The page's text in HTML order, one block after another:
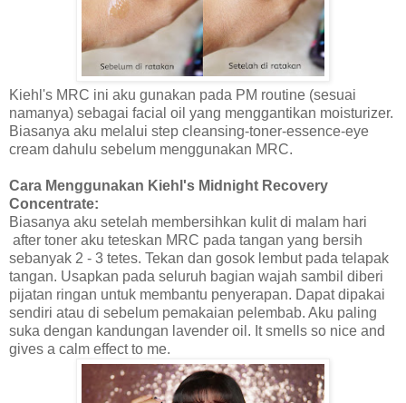
Kiehl's MRC ini aku gunakan pada PM routine (sesuai
namanya) sebagai facial oil yang menggantikan moisturizer.
Biasanya aku melalui step cleansing-toner-essence-eye
cream dahulu sebelum menggunakan MRC.
Cara Menggunakan Kiehl's Midnight Recovery
Concentrate:
Biasanya aku setelah membersihkan kulit di malam hari
after toner aku teteskan MRC pada tangan yang bersih
sebanyak 2 - 3 tetes. Tekan dan gosok lembut pada telapak
tangan. Usapkan pada seluruh bagian wajah sambil diberi
pijatan ringan untuk membantu penyerapan. Dapat dipakai
sendiri atau di sebelum pemakaian pelembab. Aku paling
suka dengan kandungan lavender oil. It smells so nice and
gives a calm effect to me.